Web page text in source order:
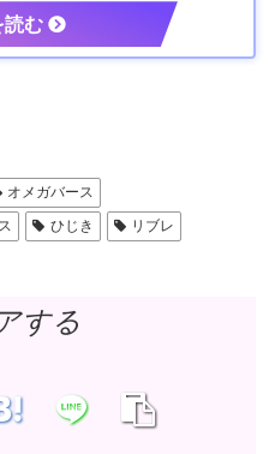
オメガバース
ひじき
リブレ
する